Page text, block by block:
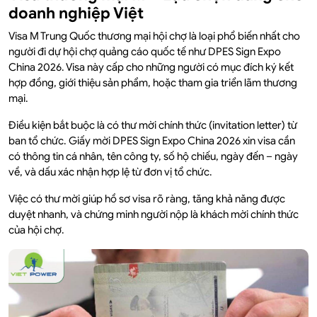
doanh nghiệp Việt
Visa M Trung Quốc thương mại hội chợ là loại phổ biến nhất cho
người đi dự hội chợ quảng cáo quốc tế như DPES Sign Expo
China 2026. Visa này cấp cho những người có mục đích ký kết
hợp đồng, giới thiệu sản phẩm, hoặc tham gia triển lãm thương
mại.
Điều kiện bắt buộc là có thư mời chính thức (invitation letter) từ
ban tổ chức. Giấy mời DPES Sign Expo China 2026 xin visa cần
có thông tin cá nhân, tên công ty, số hộ chiếu, ngày đến – ngày
về, và dấu xác nhận hợp lệ từ đơn vị tổ chức.
Việc có thư mời giúp hồ sơ visa rõ ràng, tăng khả năng được
duyệt nhanh, và chứng minh người nộp là khách mời chính thức
của hội chợ.